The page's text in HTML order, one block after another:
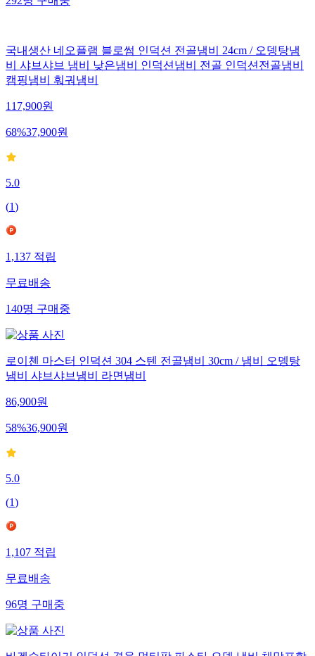
292명구매중
국내생산 네오플램 블로썸 인덕션 전골냄비 24cm / 오뎅탕냄
비 샤브샤브 냄비 낮은냄비 인덕션냄비 전골 인덕션전골냄비
캠핑냄비 훠궈냄비
117,900원
68%37,900원
5.0
(1)
1,137적립
무료배송
140명구매중
로이첸 마스터 인덕션 304 스텐 전골냄비 30cm / 냄비 오뎅탕
냄비 샤브샤브냄비 라면냄비
86,900원
58%36,900원
5.0
(1)
1,107적립
무료배송
96명구매중